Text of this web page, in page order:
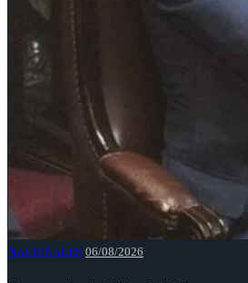
NACIONALES 06/08/2026